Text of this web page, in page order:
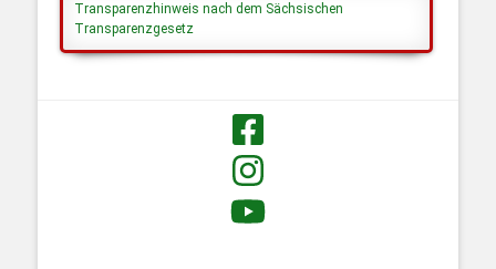
Transparenzhinweis nach dem Sächsischen
Transparenzgesetz